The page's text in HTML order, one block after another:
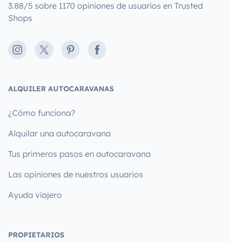
3.88/5 sobre 1170 opiniones de usuarios en Trusted
Shops
Instagram
X PinterestFacebook
ALQUILER AUTOCARAVANAS
¿Cómo funciona?
Alquilar una autocaravana
Tus primeros pasos en autocaravana
Las opiniones de nuestros usuarios
Ayuda viajero
PROPIETARIOS